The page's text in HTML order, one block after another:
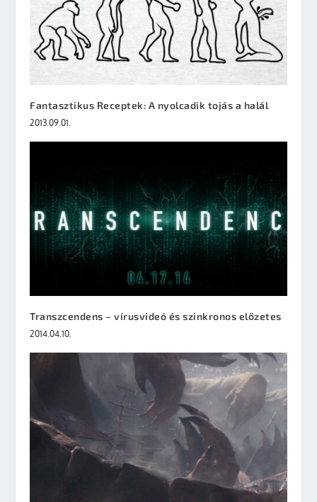
Fantasztikus Receptek: A nyolcadik tojás a halál
2013.09.01.
Transzcendens – vírusvideó és szinkronos előzetes
2014.04.10.